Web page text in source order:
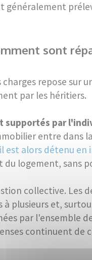
généralement
sont
repose sur
par les héritiers.
supportés par
entre dans
il est alors détenu en
logement, sans
collective. Les
plusieurs et,
par l'ensemble
continuent de